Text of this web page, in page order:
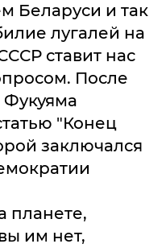
Беларуси и так
лугалей на
ставит нас
После
"Конец
заключался
планете,
им нет,